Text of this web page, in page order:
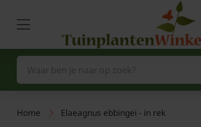
Home Elaeagnus ebbingei - in rek